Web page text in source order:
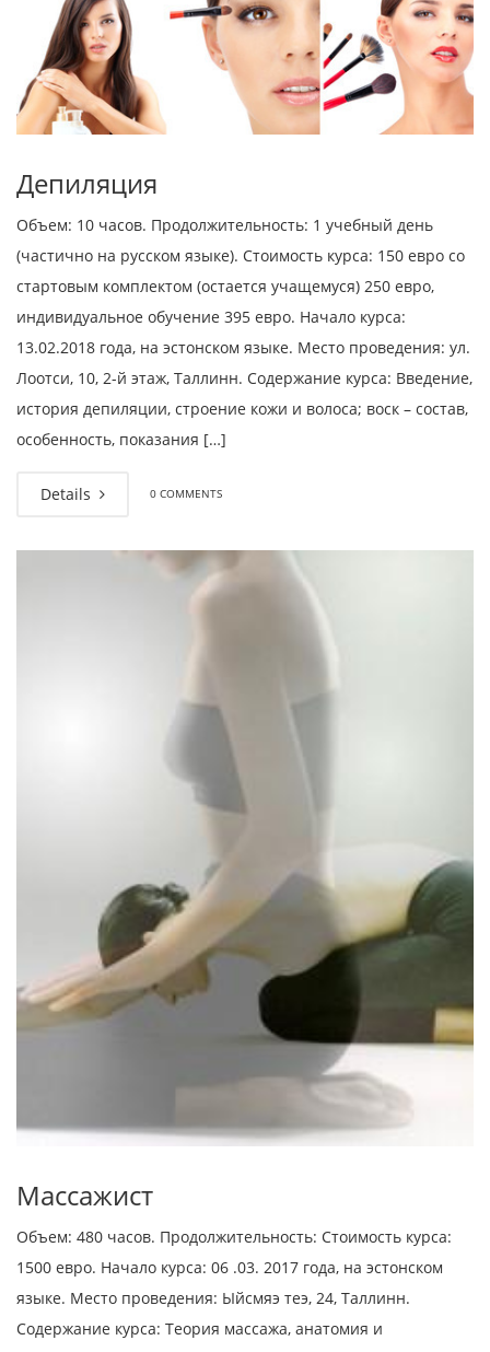
Депиляция
Объем: 10 часов. Продолжительность: 1 учебный день
(частично на русском языке). Стоимость курса: 150 евро со
стартовым комплектом (остается учащемуся) 250 евро,
индивидуальное обучение 395 евро. Начало курса:
13.02.2018 года, на эстонском языке. Место проведения: ул.
Лоотси, 10, 2-й этаж, Таллинн. Содержание курса: Введение,
история депиляции, строение кожи и волоса; воск – состав,
особенность, показания […]
Details 0 COMMENTS
Массажист
Объем: 480 часов. Продолжительность: Стоимость курса:
1500 евро. Начало курса: 06 .03. 2017 года, на эстонском
языке. Место проведения: Ыйсмяэ теэ, 24, Таллинн.
Содержание курса: Теория массажа, анатомия и